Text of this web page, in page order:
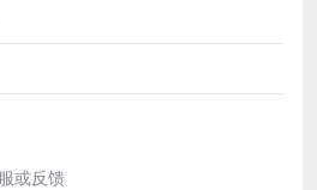
或反馈